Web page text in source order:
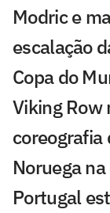
Modric e
escalação
Copa do
Viking Row
coreografia
Noruega
Portugal